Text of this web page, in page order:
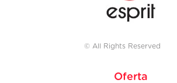
© All Rights Reserved
Oferta